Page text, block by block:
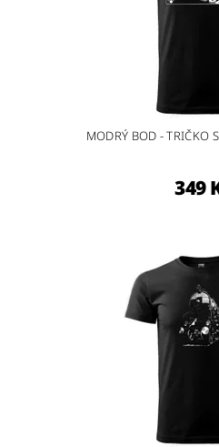
MODRÝ BOD - TRIČKO
349